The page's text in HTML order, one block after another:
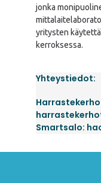
jonka
yritysten
kerroksessa.
Yhteystiedot:
Smartsalo: